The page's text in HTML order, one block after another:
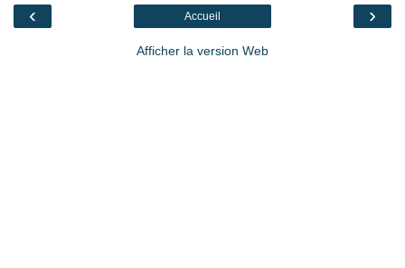
‹ ›
Accueil
Afficher la version Web